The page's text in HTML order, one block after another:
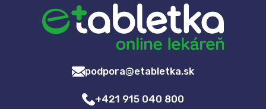
podpora@etabletka.sk
+421 915 040 800